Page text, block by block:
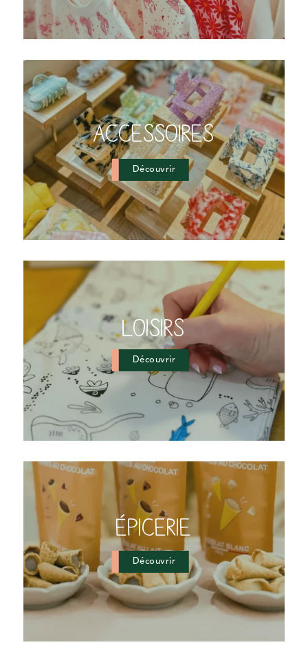
Découvrir
ACCESSOIRES
ÉPICERIE
Découvrir
Découvrir
LOISIRS